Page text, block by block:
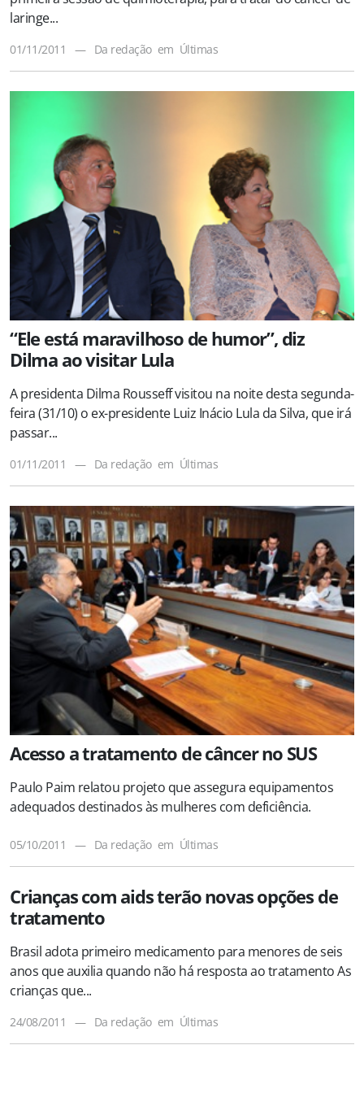
laringe...
01/11/2011 — Da redação em Últimas
“Ele está maravilhoso de humor”, diz
Dilma ao visitar Lula
A presidenta Dilma Rousseff visitou na noite desta segunda-
feira (31/10) o ex-presidente Luiz Inácio Lula da Silva, que irá
passar...
01/11/2011 — Da redação em Últimas
Acesso a tratamento de câncer no SUS
Paulo Paim relatou projeto que assegura equipamentos
adequados destinados às mulheres com deficiência.
05/10/2011 — Da redação em Últimas
Crianças com aids terão novas opções de
tratamento
Brasil adota primeiro medicamento para menores de seis
anos que auxilia quando não há resposta ao tratamento As
crianças que...
24/08/2011 — Da redação em Últimas